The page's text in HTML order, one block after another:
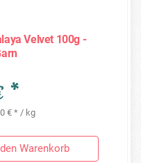
Velvet 100g -
*
€ * / kg
den Warenkorb